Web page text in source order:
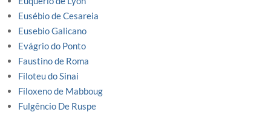
Eusébio de Cesareia
Eusebio Galicano
Evágrio do Ponto
Faustino de Roma
Filoteu do Sinai
Filoxeno de Mabboug
Fulgêncio De Ruspe